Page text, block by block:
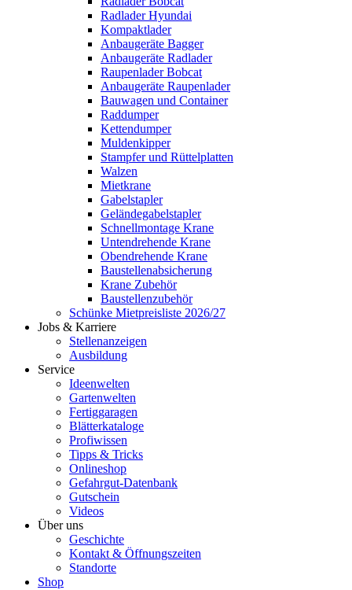
Radlader Hyundai
Kompaktlader
Anbaugeräte Bagger
Anbaugeräte Radlader
Raupenlader Bobcat
Anbaugeräte Raupenlader
Bauwagen und Container
Raddumper
Kettendumper
Muldenkipper
Stampfer und Rüttelplatten
Walzen
Mietkrane
Gabelstapler
Geländegabelstapler
Schnellmontage Krane
Untendrehende Krane
Obendrehende Krane
Baustellenabsicherung
Krane Zubehör
Baustellenzubehör
Schünke Mietpreisliste 2026/27
Jobs & Karriere
Stellenanzeigen
Ausbildung
Service
Ideenwelten
Gartenwelten
Fertiggaragen
Blätterkataloge
Profiwissen
Tipps & Tricks
Onlineshop
Gefahrgut-Datenbank
Gutschein
Videos
Über uns
Geschichte
Kontakt & Öffnungszeiten
Standorte
Shop